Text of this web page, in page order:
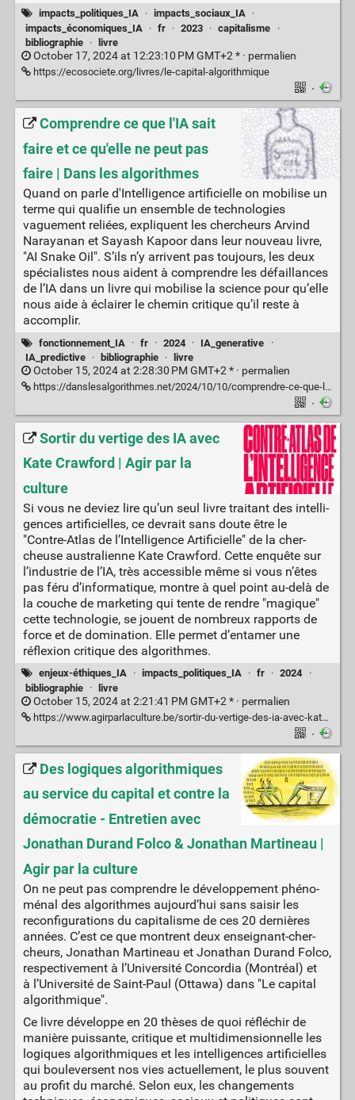
impacts_politiques_IA · impacts_sociaux_IA
·
impacts_économiques_IA
· fr · 2023 · capitalisme
·
bibliographie
· livre
October 17, 2024 at 12:23:10 PM GMT+2 * · permalien
https://ecosociete.org/livres/le-capital-algorithmique
·
Comprendre ce que l'IA sait
faire et ce qu'elle ne peut pas
faire | Dans les algorithmes
Quand on parle d'Intelligence artificielle on mobilise un
terme qui qualifie un ensemble de technologies
vaguement reliées, expliquent les chercheurs Arvind
Narayanan et Sayash Kapoor dans leur nouveau livre,
"AI Snake Oil". S’ils n’y arrivent pas toujours, les deux
spécialistes nous aident à comprendre les défaillances
de l’IA dans un livre qui mobilise la science pour qu’elle
nous aide à éclairer le chemin critique qu’il reste à
accomplir.
fonctionnement_IA · fr · 2024 · IA_generative
·
IA_predictive
· bibliographie · livre
October 15, 2024 at 2:28:30 PM GMT+2 * · permalien
https://danslesalgorithmes.net/2024/10/10/comprendre-ce-que-lia-sait-faire-et-ce-quelle-ne-peut-pas-faire/
·
Sortir du vertige des IA avec
Kate Crawford | Agir par la
culture
Si vous ne deviez lire qu’un seul livre trai­tant des intel­li­
gences arti­fi­cielles, ce devrait sans doute être le
"Contre-Atlas de l’Intelligence Arti­fi­cielle" de la cher­
cheuse aus­tra­lienne Kate Craw­ford. Cette enquête sur
l’industrie de l’IA, très acces­sible même si vous n’êtes
pas féru d’informatique, montre à quel point au-delà de
la couche de mar­ke­ting qui tente de rendre "magique"
cette technologie, se jouent de nombreux rapports de
force et de domination. Elle permet d’entamer une
réflexion critique des algorithmes.
enjeux-éthiques_IA · impacts_politiques_IA · fr · 2024
·
bibliographie
· livre
October 15, 2024 at 2:21:41 PM GMT+2 * · permalien
https://www.agirparlaculture.be/sortir-du-vertige-des-ia-avec-kate-crawford/
·
Des logiques algorithmiques
au service du capital et contre la
démocratie - Entretien avec
Jonathan Durand Folco & Jonathan Martineau |
Agir par la culture
On ne peut pas com­prendre le déve­lop­pe­ment phé­no­
mé­nal des algo­rithmes aujourd’hui sans sai­sir les
recon­fi­gu­ra­tions du capi­ta­lisme de ces 20 der­nières
années. C’est ce que montrent deux ensei­gnant-cher­
cheurs, Jona­than Mar­ti­neau et Jona­than Durand Fol­co,
res­pec­ti­ve­ment à l’Université Concor­dia (Mont­réal) et
à l’Université de Saint-Paul (Otta­wa) dans "Le capi­tal
algo­rith­mique".
Ce livre développe en 20 thèses de quoi réfléchir de
manière puissante, critique et multidimensionnelle les
logiques algorithmiques et les intelligences artificielles
qui bouleversent nos vies actuellement, le plus souvent
au profit du marché. Selon eux, les changements